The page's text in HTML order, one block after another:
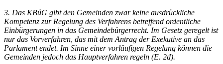
3. Das KBüG gibt den Gemeinden zwar keine ausdrückliche
Kompetenz zur Regelung des Verfahrens betreffend ordentliche
Einbürgerungen in das Gemeindebürgerrecht. Im Gesetz geregelt ist
nur das Vorverfahren, das mit dem Antrag der Exekutive an das
Parlament endet. Im Sinne einer vorläufigen Regelung können die
Gemeinden jedoch das Hauptverfahren regeln (E. 2d).